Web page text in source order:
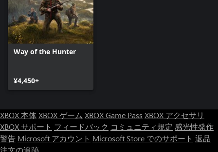
Way of the Hunter
¥4,450+
XBOX 本体XBOX ゲーム XBOX Game Pass XBOX アクセサリ
XBOX サポート フィードバック コミュニティ規定 感光性発作
警告 Microsoft アカウント Microsoft Store でのサポート 返品
注文の追跡